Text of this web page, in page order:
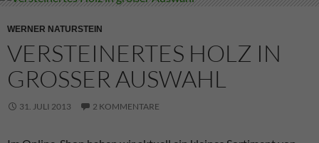
WERNER NATURSTEIN
VERSTEINERTES HOLZ IN
GROSSER AUSWAHL
31. JULI 2013 2 KOMMENTARE